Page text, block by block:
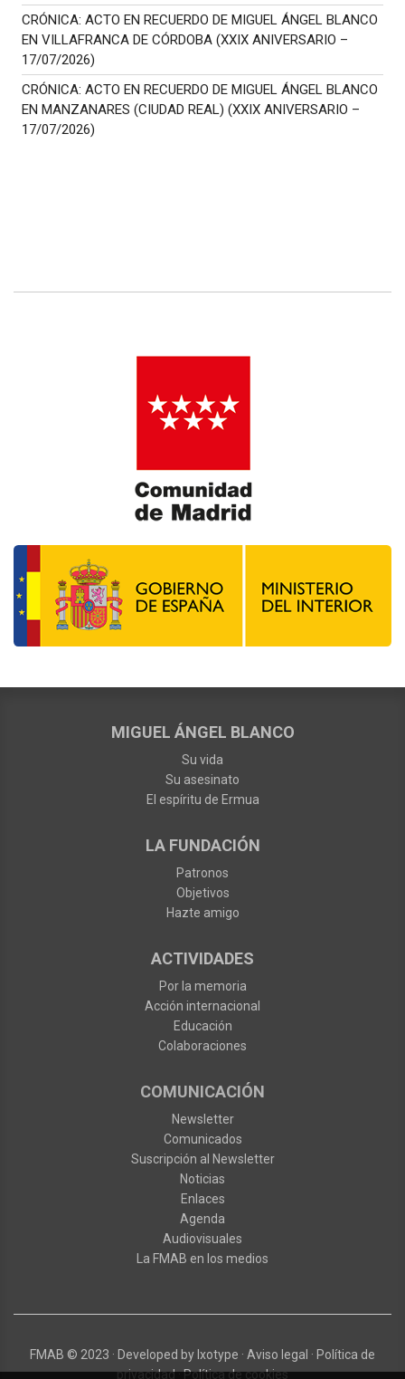
CRÓNICA: ACTO EN RECUERDO DE MIGUEL ÁNGEL BLANCO
EN VILLAFRANCA DE CÓRDOBA (XXIX ANIVERSARIO –
17/07/2026)
CRÓNICA: ACTO EN RECUERDO DE MIGUEL ÁNGEL BLANCO
EN MANZANARES (CIUDAD REAL) (XXIX ANIVERSARIO –
17/07/2026)
MIGUEL ÁNGEL BLANCO
Su vida
Su asesinato
El espíritu de Ermua
LA FUNDACIÓN
Patronos
Objetivos
Hazte amigo
ACTIVIDADES
Por la memoria
Acción internacional
Educación
Colaboraciones
COMUNICACIÓN
Newsletter
Comunicados
Suscripción al Newsletter
Noticias
Enlaces
Agenda
Audiovisuales
La FMAB en los medios
FMAB © 2023 · Developed by Ixotype · Aviso legal · Política de
privacidad·Política de cookies